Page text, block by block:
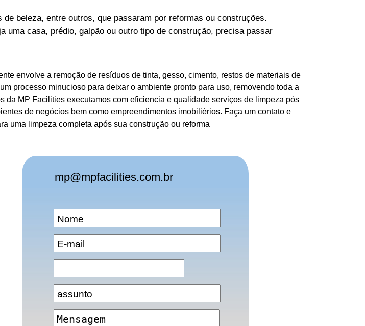
de beleza, entre outros, que passaram por reformas ou construções.
uma casa, prédio, galpão ou outro tipo de construção, precisa passar
envolve a remoção de resíduos de tinta, gesso, cimento, restos de materiais de
processo minucioso para deixar o ambiente pronto para uso, removendo toda a
MP Facilities executamos com eficiencia e qualidade serviços de limpeza pós
de negócios bem como empreendimentos imobiliérios. Faça um contato e
uma limpeza completa após sua construção ou reforma
mp@mpfacilities.com.br